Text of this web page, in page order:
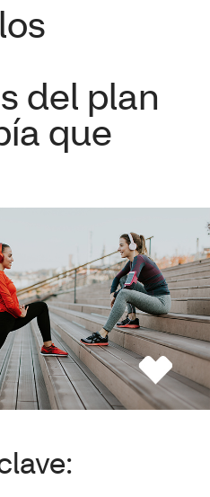
del plan
que